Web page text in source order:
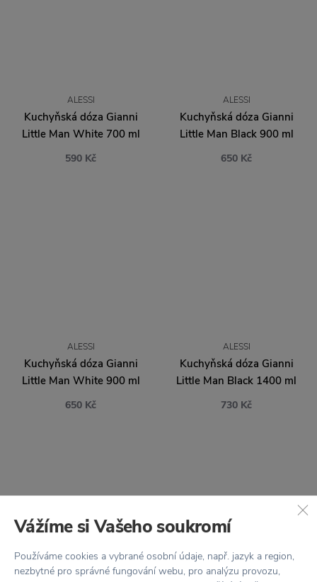
ALESSI
Kuchyňská dóza Gianni
Little Man White 700 ml
590 Kč
ALESSI
Kuchyňská dóza Gianni
Little Man Black 900 ml
650 Kč
ALESSI
Kuchyňská dóza Gianni
Little Man White 900 ml
650 Kč
ALESSI
Kuchyňská dóza Gianni
Little Man Black 1400 ml
730 Kč
Vážíme si Vašeho soukromí
Používáme cookies a vybrané osobní údaje, např. jazyk a region,
nezbytné pro správné fungování webu, pro analýzu provozu,